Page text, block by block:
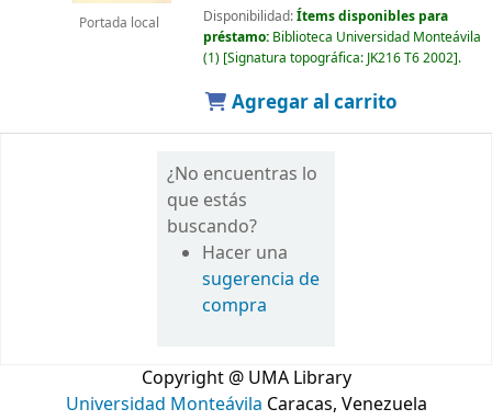
Portada local
Disponibilidad:Ítems disponibles para
préstamo: Biblioteca Universidad Monteávila
(1) Signatura topográfica: JK216 T6 2002 .
Agregar al carrito
¿No encuentras lo
que estás
buscando?
Hacer una
sugerencia de
compra
Copyright @ UMA Library
Universidad Monteávila Caracas, Venezuela